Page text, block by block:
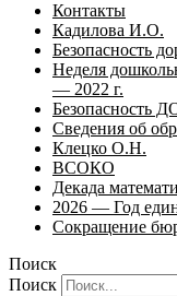
Контакты
Кадилова И.О.
Безопасность
Неделя
— 2022 г.
Безопасность
Сведения об
Клецко О.Н.
ВСОКО
Декада
2026 — Год
Сокращение
Поиск
Поиск